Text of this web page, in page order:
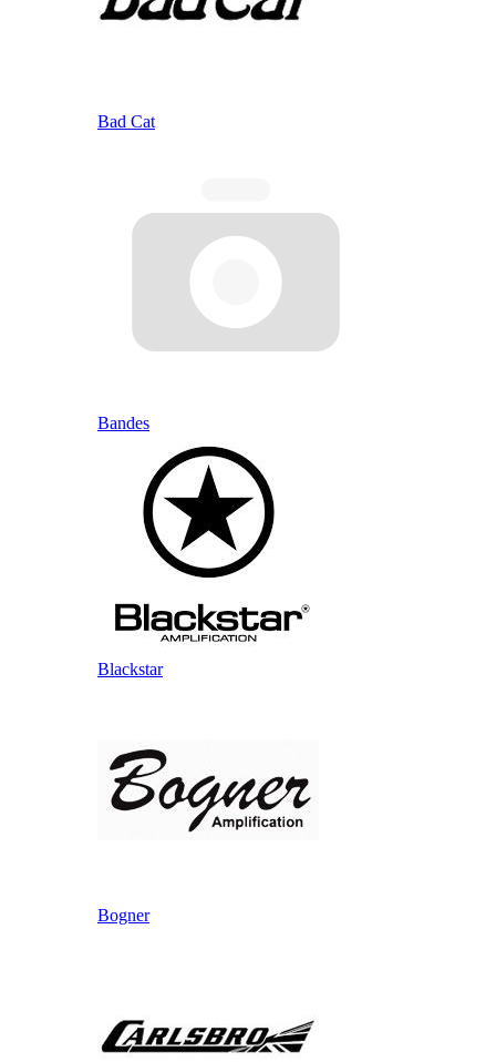
Bad Cat
Bandes
Blackstar
Bogner